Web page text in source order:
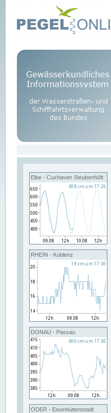
Elbe - Cuxhaven Steubenhöft
RHEIN - Koblenz
DONAU - Passau
ODER - Eisenhüttenstadt